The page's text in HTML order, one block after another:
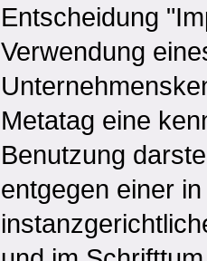
Entscheidung
Verwendung
Metatag eine
Benutzung
entgegen einer